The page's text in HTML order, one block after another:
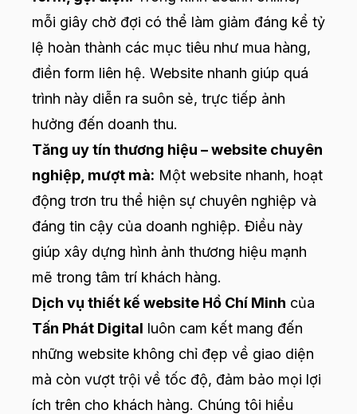
mỗi giây chờ đợi có thể làm giảm đáng kể tỷ
lệ hoàn thành các mục tiêu như mua hàng,
điền form liên hệ. Website nhanh giúp quá
trình này diễn ra suôn sẻ, trực tiếp ảnh
hưởng đến doanh thu.
Tăng uy tín thương hiệu – website chuyên
nghiệp, mượt mà: Một website nhanh, hoạt
động trơn tru thể hiện sự chuyên nghiệp và
đáng tin cậy của doanh nghiệp. Điều này
giúp xây dựng hình ảnh thương hiệu mạnh
mẽ trong tâm trí khách hàng.
Dịch vụ thiết kế website Hồ Chí Minh của
Tấn Phát Digital luôn cam kết mang đến
những website không chỉ đẹp về giao diện
mà còn vượt trội về tốc độ, đảm bảo mọi lợi
ích trên cho khách hàng. Chúng tôi hiểu